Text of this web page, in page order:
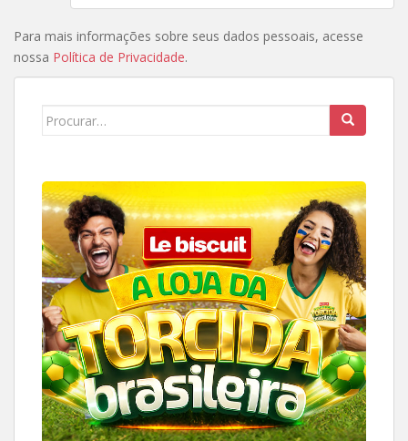
Para mais informações sobre seus dados pessoais, acesse
nossa Política de Privacidade.
Search